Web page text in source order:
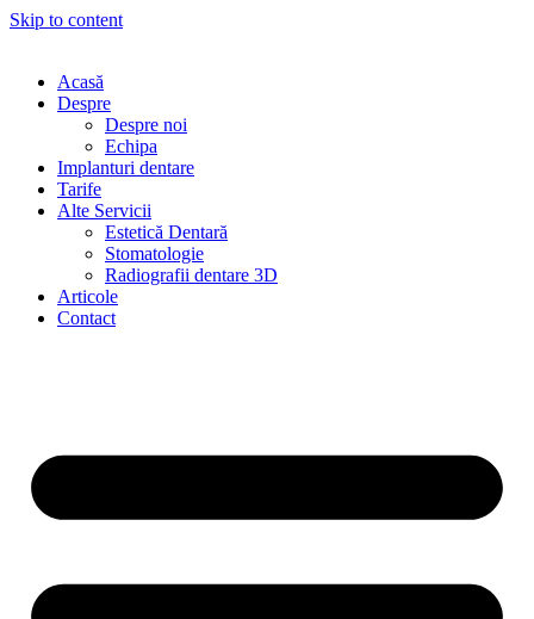
Skip to content
Acasă
Despre
Despre noi
Echipa
Implanturi dentare
Tarife
Alte Servicii
Estetică Dentară
Stomatologie
Radiografii dentare 3D
Articole
Contact